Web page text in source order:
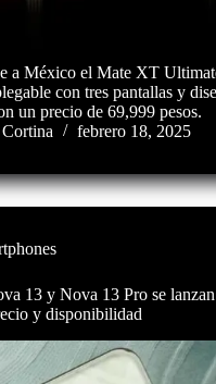
a México el Mate XT
con tres pantallas y
un precio de 69,999 pesos.
febrero 18, 2025
13 y Nova 13 Pro se lanzan
y disponibilidad